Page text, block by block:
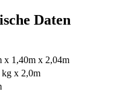
Daten
x 1,40m x 2,04m
kg x 2,0m